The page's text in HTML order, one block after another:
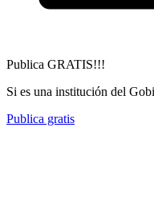
Publica GRATIS!!!
Si es una institución del
Publica gratis